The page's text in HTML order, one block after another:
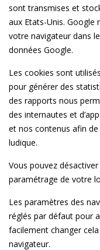
sont transmises et
aux Etats-Unis. Google
votre navigateur dans
données Google.
Les cookies sont
pour générer des
des rapports nous
des internautes et
et nos contenus afin
ludique.
Vous pouvez
paramétrage de votre
Les paramètres des
réglés par défaut pour
facilement changer
navigateur.